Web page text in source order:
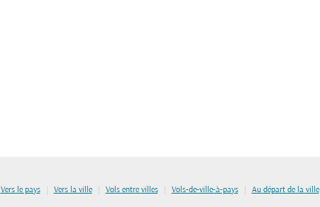
Vers le pays | Vers la ville | Vols entre villes | Vols-de-ville-à-pays | Au départ de la ville